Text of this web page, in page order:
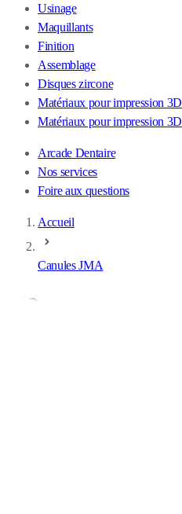
Usinage
Maquillants
Finition
Assemblage
Disques zircone
Matériaux pour impression 3D
Matériaux pour impression 3D
Arcade Dentaire
Nos services
Foire aux questions
Accueil
Canules JMA